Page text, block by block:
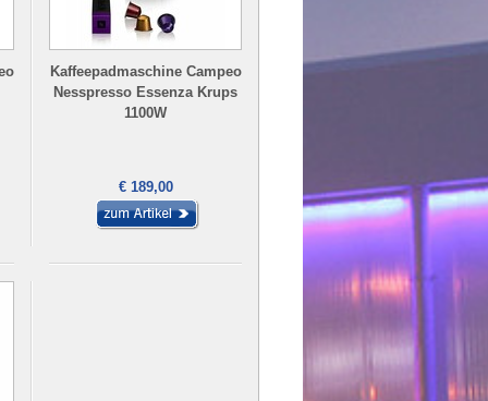
Kaffeepadmaschine Campeo
Nesspresso Essenza Krups
1100W
€ 189,00